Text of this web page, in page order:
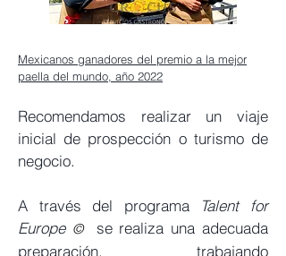
Mexicanos ganadores del premio a la mejor
paella del mundo, año 2022
Recomendamos realizar un viaje
inicial de prospección o turismo de
negocio.
A través del programa
Talent for
Europe ©
se realiza una adecuada
preparación, trabajando